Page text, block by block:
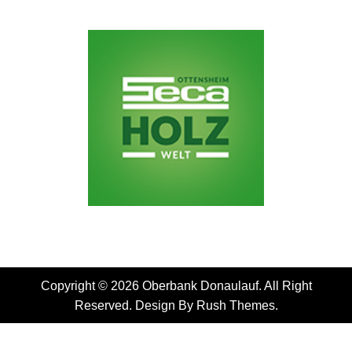
Copyright © 2026 Oberbank Donaulauf. All Right
Reserved. Design By Rush Themes.